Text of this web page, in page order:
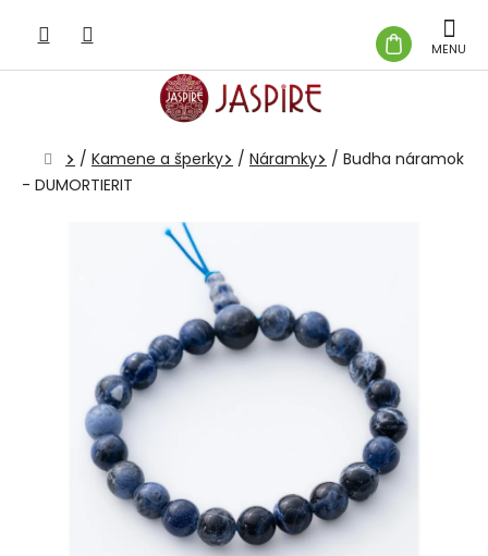
obsah
KOŠÍK
Domov
/ Kamene a šperky / Náramky / Budha náramok
- DUMORTIERIT